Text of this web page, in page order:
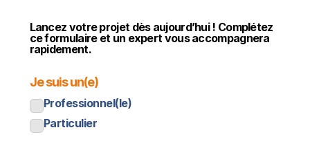
Lancez votre projet dès aujourd’hui ! Complétez
ce formulaire et un expert vous accompagnera
rapidement.
Je suis un(e)
Professionnel(le)
Particulier